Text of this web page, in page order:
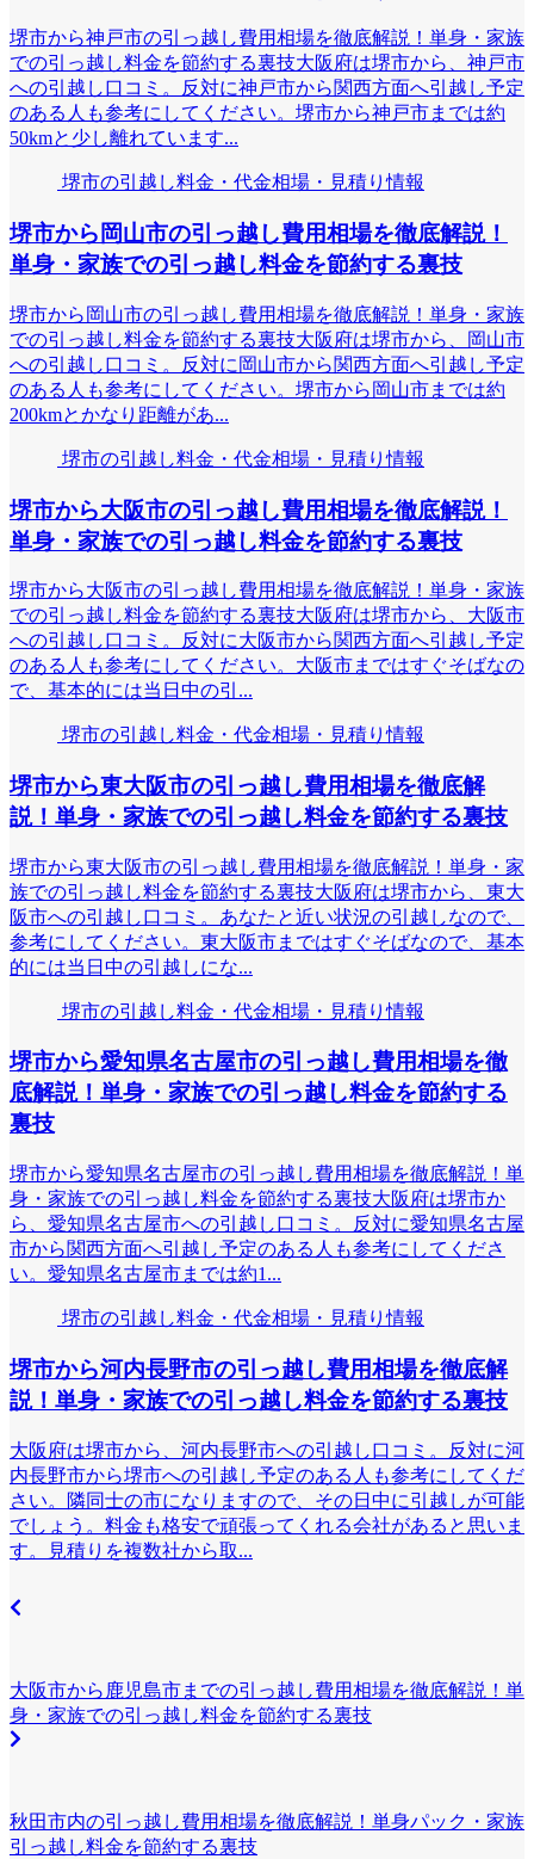
堺市から神戸市の引っ越し費用相場を徹底解説！単身・家族
での引っ越し料金を節約する裏技大阪府は堺市から、神戸市
への引越し口コミ。反対に神戸市から関西方面へ引越し予定
のある人も参考にしてください。堺市から神戸市までは約
50kmと少し離れています...
堺市の引越し料金・代金相場・見積り情報
堺市から岡山市の引っ越し費用相場を徹底解説！
単身・家族での引っ越し料金を節約する裏技
堺市から岡山市の引っ越し費用相場を徹底解説！単身・家族
での引っ越し料金を節約する裏技大阪府は堺市から、岡山市
への引越し口コミ。反対に岡山市から関西方面へ引越し予定
のある人も参考にしてください。堺市から岡山市までは約
200kmとかなり距離があ...
堺市の引越し料金・代金相場・見積り情報
堺市から大阪市の引っ越し費用相場を徹底解説！
単身・家族での引っ越し料金を節約する裏技
堺市から大阪市の引っ越し費用相場を徹底解説！単身・家族
での引っ越し料金を節約する裏技大阪府は堺市から、大阪市
への引越し口コミ。反対に大阪市から関西方面へ引越し予定
のある人も参考にしてください。大阪市まではすぐそばなの
で、基本的には当日中の引...
堺市の引越し料金・代金相場・見積り情報
堺市から東大阪市の引っ越し費用相場を徹底解
説！単身・家族での引っ越し料金を節約する裏技
堺市から東大阪市の引っ越し費用相場を徹底解説！単身・家
族での引っ越し料金を節約する裏技大阪府は堺市から、東大
阪市への引越し口コミ。あなたと近い状況の引越しなので、
参考にしてください。東大阪市まではすぐそばなので、基本
的には当日中の引越しにな...
堺市の引越し料金・代金相場・見積り情報
堺市から愛知県名古屋市の引っ越し費用相場を徹
底解説！単身・家族での引っ越し料金を節約する
裏技
堺市から愛知県名古屋市の引っ越し費用相場を徹底解説！単
身・家族での引っ越し料金を節約する裏技大阪府は堺市か
ら、愛知県名古屋市への引越し口コミ。反対に愛知県名古屋
市から関西方面へ引越し予定のある人も参考にしてくださ
い。愛知県名古屋市までは約1...
堺市の引越し料金・代金相場・見積り情報
堺市から河内長野市の引っ越し費用相場を徹底解
説！単身・家族での引っ越し料金を節約する裏技
大阪府は堺市から、河内長野市への引越し口コミ。反対に河
内長野市から堺市への引越し予定のある人も参考にしてくだ
さい。隣同士の市になりますので、その日中に引越しが可能
でしょう。料金も格安で頑張ってくれる会社があると思いま
す。見積りを複数社から取...
大阪市から鹿児島市までの引っ越し費用相場を徹底解説！単
身・家族での引っ越し料金を節約する裏技
秋田市内の引っ越し費用相場を徹底解説！単身パック・家族
引っ越し料金を節約する裏技